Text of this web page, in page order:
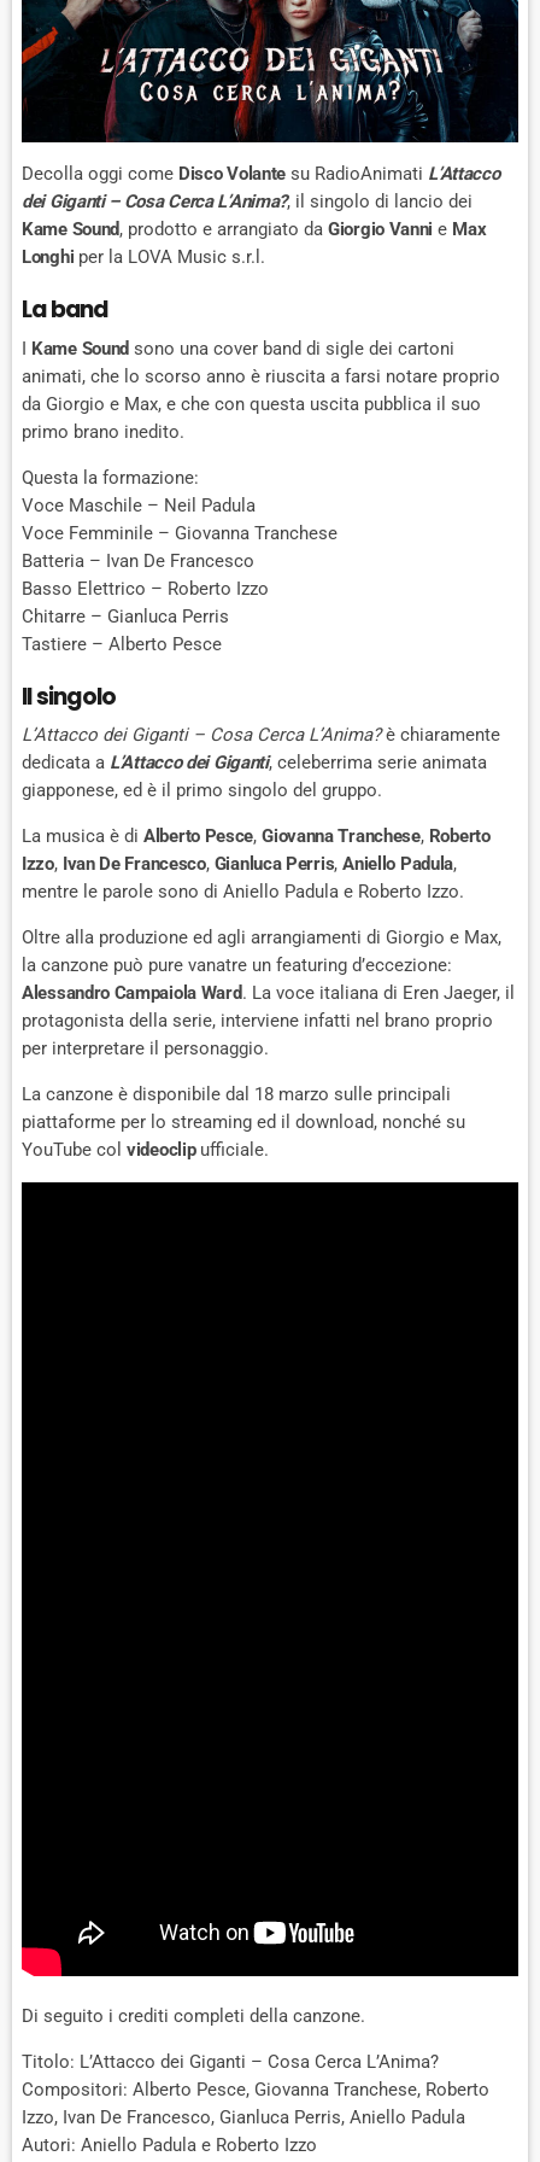
Decolla oggi come Disco Volante su RadioAnimati L’Attacco
dei Giganti – Cosa Cerca L’Anima?, il singolo di lancio dei
Kame Sound, prodotto e arrangiato da Giorgio Vanni e Max
Longhi per la LOVA Music s.r.l.
La band
I Kame Sound sono una cover band di sigle dei cartoni
animati, che lo scorso anno è riuscita a farsi notare proprio
da Giorgio e Max, e che con questa uscita pubblica il suo
primo brano inedito.
Questa la formazione:
Voce Maschile – Neil Padula
Voce Femminile – Giovanna Tranchese
Batteria – Ivan De Francesco
Basso Elettrico – Roberto Izzo
Chitarre – Gianluca Perris
Tastiere – Alberto Pesce
Il singolo
L’Attacco dei Giganti – Cosa Cerca L’Anima?è chiaramente
dedicata a L’Attacco dei Giganti, celeberrima serie animata
giapponese, ed è il primo singolo del gruppo.
La musica è di Alberto Pesce,Giovanna Tranchese, Roberto
Izzo, Ivan De Francesco, Gianluca Perris,Aniello Padula,
mentre le parole sono di Aniello Padula e Roberto Izzo.
Oltre alla produzione ed agli arrangiamenti di Giorgio e Max,
la canzone può pure vanatre un featuring d’eccezione:
Alessandro Campaiola Ward. La voce italiana di Eren Jaeger, il
protagonista della serie, interviene infatti nel brano proprio
per interpretare il personaggio.
La canzone è disponibile dal 18 marzo sulle principali
piattaforme per lo streaming ed il download, nonché su
YouTube col videoclipufficiale.
Di seguito i crediti completi della canzone.
Titolo: L’Attacco dei Giganti – Cosa Cerca L’Anima?
Compositori: Alberto Pesce, Giovanna Tranchese, Roberto
Izzo, Ivan De Francesco, Gianluca Perris, Aniello Padula
Autori: Aniello Padula e Roberto Izzo